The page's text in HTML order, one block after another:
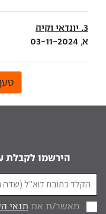
3. יונדאי וקיה
א, 03-11-2024
הירשמו לקבלת
מאשר/ת את תנאי